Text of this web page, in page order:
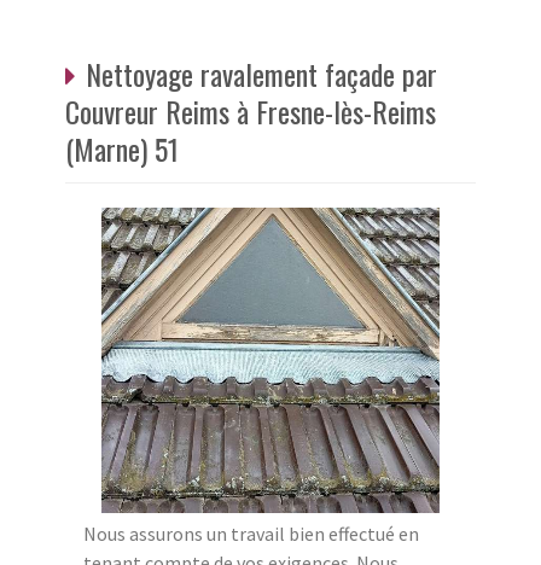
Nettoyage ravalement façade par
Couvreur Reims à Fresne-lès-Reims
(Marne) 51
Nous assurons un travail bien effectué en